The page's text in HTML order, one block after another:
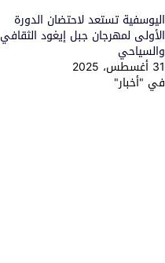
اليوسفية تستعد لاحتضان الدورة
الأولى لمهرجان جبل إيغود الثقافي
والسياحي
31 أغسطس، 2025
في "أخبار"